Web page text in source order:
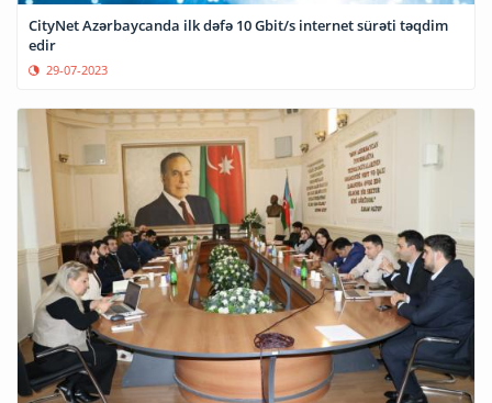
CityNet Azərbaycanda ilk dəfə 10 Gbit/s internet sürəti təqdim
edir
29-07-2023